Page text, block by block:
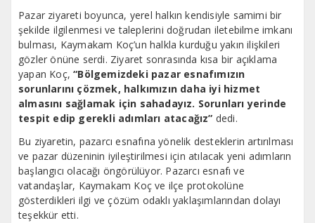
Pazar ziyareti boyunca, yerel halkın kendisiyle samimi bir
şekilde ilgilenmesi ve taleplerini doğrudan iletebilme imkanı
bulması, Kaymakam Koç’un halkla kurduğu yakın ilişkileri
gözler önüne serdi. Ziyaret sonrasında kısa bir açıklama
yapan Koç, “Bölgemizdeki pazar esnafımızın
sorunlarını çözmek, halkımızın daha iyi hizmet
almasını sağlamak için sahadayız. Sorunları yerinde
tespit edip gerekli adımları atacağız” dedi.
Bu ziyaretin, pazarcı esnafına yönelik desteklerin artırılması
ve pazar düzeninin iyileştirilmesi için atılacak yeni adımların
başlangıcı olacağı öngörülüyor. Pazarcı esnafı ve
vatandaşlar, Kaymakam Koç ve ilçe protokolüne
gösterdikleri ilgi ve çözüm odaklı yaklaşımlarından dolayı
teşekkür etti.